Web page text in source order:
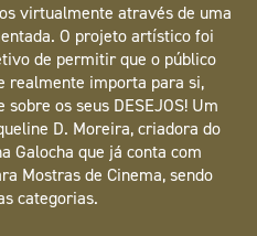
virtualmente através de uma
O projeto artístico foi
de permitir que o público
realmente importa para si,
os seus DESEJOS! Um
D. Moreira, criadora do
Galocha que já conta com
Mostras de Cinema, sendo
categorias.